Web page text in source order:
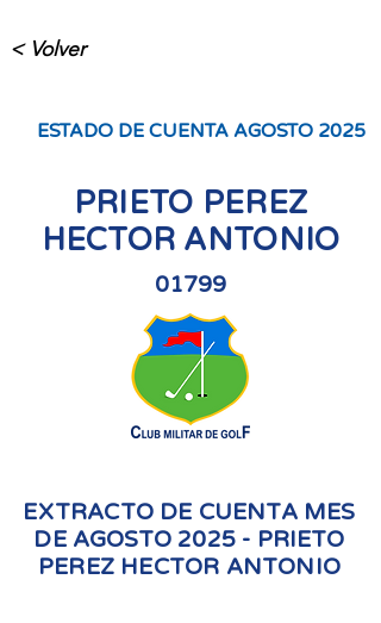
< Volver
ESTADO DE CUENTA AGOSTO 2025
PRIETO PEREZ
HECTOR ANTONIO
01799
EXTRACTO DE CUENTA MES
DE AGOSTO 2025 - PRIETO
PEREZ HECTOR ANTONIO